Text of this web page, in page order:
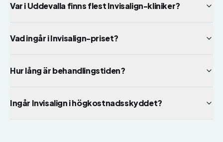
Var i Uddevalla finns flest Invisalign-kliniker?
Vad ingår i Invisalign-priset?
Hur lång är behandlingstiden?
Ingår Invisalign i högkostnadsskyddet?